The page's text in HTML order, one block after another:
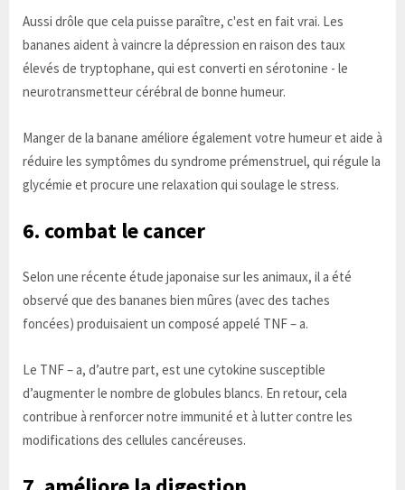
Aussi drôle que cela puisse paraître, c'est en fait vrai. Les
bananes aident à vaincre la dépression en raison des taux
élevés de tryptophane, qui est converti en sérotonine - le
neurotransmetteur cérébral de bonne humeur.
Manger de la banane améliore également votre humeur et aide à
réduire les symptômes du syndrome prémenstruel, qui régule la
glycémie et procure une relaxation qui soulage le stress.
6. combat le cancer
Selon une récente étude japonaise sur les animaux, il a été
observé que des bananes bien mûres (avec des taches
foncées) produisaient un composé appelé TNF – a.
Le TNF – a, d’autre part, est une cytokine susceptible
d’augmenter le nombre de globules blancs. En retour, cela
contribue à renforcer notre immunité et à lutter contre les
modifications des cellules cancéreuses.